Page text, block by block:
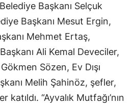
Başkanı Selçuk
Başkanı Mesut Ergin,
Mehmet Ertaş,
Ali Kemal Deveciler,
Sözen, Ev Dışı
Melih Şahinöz, şefler,
“Ayvalık Mutfağı’nın